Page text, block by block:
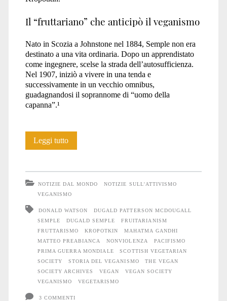
Il “fruttariano” che anticipò il veganismo
Nato in Scozia a Johnstone nel 1884, Semple non era
destinato a una vita ordinaria. Dopo un apprendistato
come ingegnere, scelse la strada dell’autosufficienza.
Nel 1907, iniziò a vivere in una tenda e
successivamente in un vecchio omnibus,
guadagnandosi il soprannome di “uomo della
capanna”.¹
Leggi tuttoPionieri
etico:
Dugald
Semple
(1884-
1964)
NOTIZIE DAL MONDO
NOTIZIE SULL'ATTIVISMO
VEGANISMO
DONALD WATSON
DUGALD PATTERSON MCDOUGALL
SEMPLE
DUGALD SEMPLE
FRUITARIANISM
FRUTTARISMO
KROPOTKIN
MAHATMA GANDHI
MATTEO PREABIANCA
NONVIOLENZA
PACIFISMO
PRIMA GUERRA MONDIALE
SCOTTISH VEGETARIAN
SOCIETY
STORIA DEL VEGANISMO
THE VEGAN
SOCIETY ARCHIVES
VEGAN
VEGAN SOCIETY
VEGANISMO
VEGETARISMO
3 COMMENTI